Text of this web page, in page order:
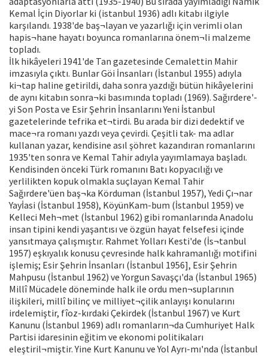
Kemal İçin Diyorlar ki (istanbul 1936) adlı kitabı ilgiyle
karşılandı. 1938'de baş¬layan ve yazarlığı için verimli olan
hapis¬hane hayatı boyunca romanlarına önem¬li malzeme
topladı.
İlk hikâyeleri 1941'de Tan gazetesinde Cemalettin Mahir
imzasıyla çıktı. Bunlar Göi İnsanları (İstanbul 1955) adıyla
ki¬tap haline getirildi, daha sonra yazdığı bütün hikâyelerini
de aynı kitabın sonra¬ki basımında topladı (1969). Sağırdere'-
yi Son Posta ve Esir Şehrin İnsanlarını Yeni İstanbul
gazetelerinde tefrika et¬tirdi. Bu arada bir dizi dedektif ve
mace¬ra romanı yazdı veya çevirdi. Çeşitli tak- ma adlar
kullanan yazar, kendisine asıl şöhret kazandıran romanlarını
1935'ten sonra ve Kemal Tahir adıyla yayımlamaya başladı.
Kendisinden önceki Türk romanını Batı kopyacılığı ve
yerlilikten kopuk olmakla suçlayan Kemal Tahir
Sağırdere'üen baş¬ka Körduman (İstanbul 1957), Yedi Çı¬nar
Yayİasi (İstanbul 1958), KöyünKam-bum (İstanbul 1959) ve
Kelleci Meh¬met (İstanbul 1962) gibi romanlarında Anadolu
insan tipini kendi yaşantısı ve özgün hayat felsefesi içinde
yansıtmaya çalışmıştır. Rahmet Yolları Kesti'de (İs¬tanbul
1957) eşkıyalık konusu çevresinde halk kahramanlığı motifini
işlemiş; Esir Şehrin İnsanları (İstanbul 1956], Esir Şehrin
Mahpusu (İstanbul 1962) ve Yorgun Savaşçı'da (İstanbul 1965)
Millî Mücadele döneminde halk ile ordu men¬suplarının
ilişkileri, millî bilinç ve milliyet¬çilik anlayışı konularını
irdelemiştir, fîoz-kırdaki Çekirdek (İstanbul 1967) ve Kurt
Kanunu (İstanbul 1969) adlı romanların¬da Cumhuriyet Halk
Partisi idaresinin eğitim ve ekonomi politikaları
eleştiril¬miştir. Yine Kurt Kanunu ve Yol Ayrı-mı'nda (İstanbul